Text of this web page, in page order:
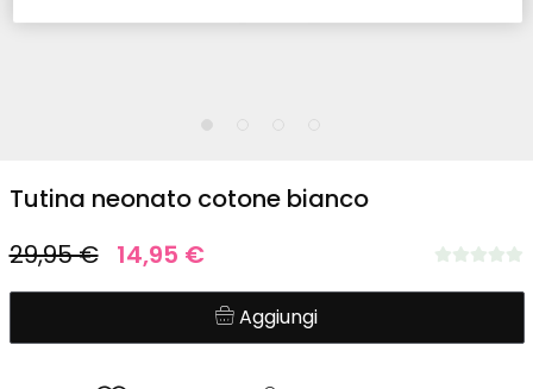
Tutina neonato cotone bianco
29,95 € 14,95 €
Aggiungi